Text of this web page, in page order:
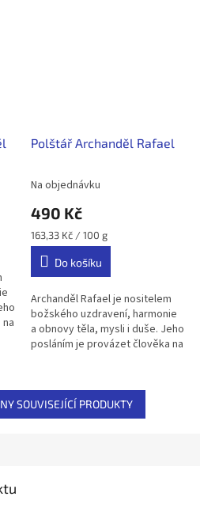
Polštář Archanděl Rafael
Průměrné
produktu
je
5,0
5
hvězdiček.
Na objednávku
490 Kč
Měrná
cena:
163,33 Kč / 100 g
Do košíku
Archanděl Rafael je nositelem
božského uzdravení, harmonie
a obnovy těla, mysli i duše. Jeho
posláním je provázet člověka na
SOUVISEJÍCÍ PRODUKTY